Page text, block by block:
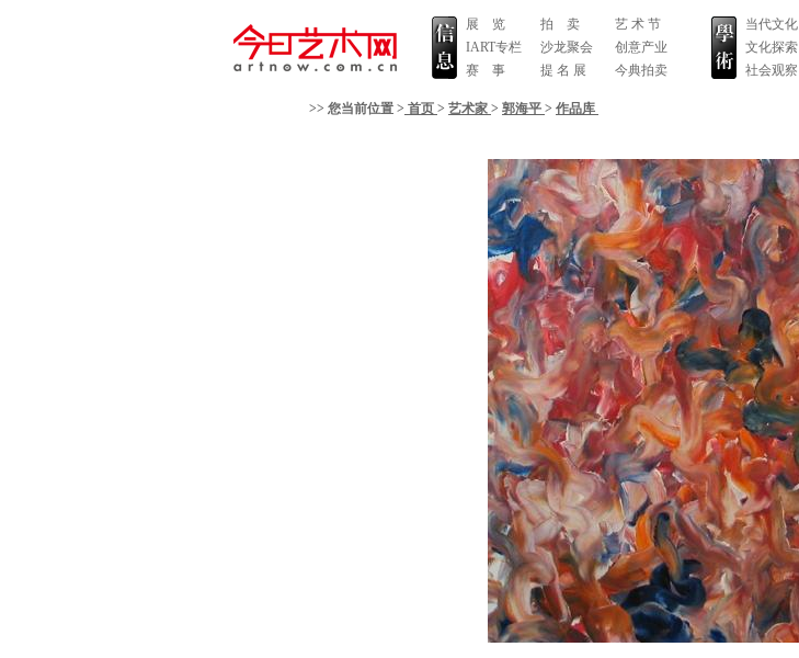
展 览
IART专栏
赛 事
拍 卖
沙龙聚会
提 名 展
艺 术 节
创意产业
今典拍卖
当代文化
文化探索
社会观察
>> 您当前位置 > 首页 > 艺术家 > 郭海平 > 作品库